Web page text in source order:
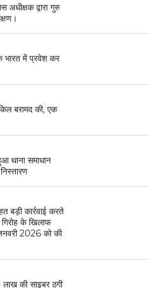
अधीक्षक द्वारा गुरु
भारत में प्रवेश कर
बरामद की, एक
थाना समाधान
बड़ी कार्रवाई करते
गिरोह के खिलाफ
2026 को की
की साइबर ठगी